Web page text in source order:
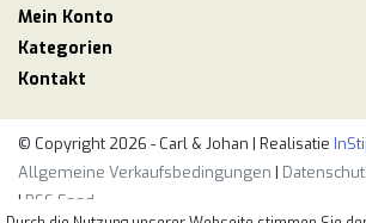
Mein Konto
Kategorien
Kontakt
© Copyright 2026 - Carl & Johan | Realisatie
Allgemeine Verkaufsbedingungen |
| RSS Feed